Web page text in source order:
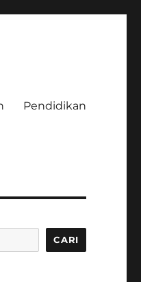
Pendidikan
CARI